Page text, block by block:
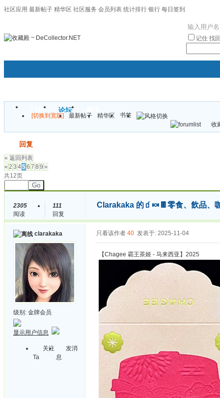
社区应用 最新帖子 精华区 社区服务 会员列表 统计排行 银行 每日签到
记住 找
门户 论坛
[切换到宽版] 最新帖子 精华区
书签
收
回复
« 返回列表
« 2 3 456 7 8 9 »
共12页
Go
2305
阅读
111
回复
Clarakaka 的🧃🍬🍫零食、飲品、
clarakaka
级别: 金牌会员
显示用户信息
关注
Ta
发消
息
只看该作者 40 发表于: 2025-11-04
【Chagee 霸王茶姬 - 马来西亚】2025